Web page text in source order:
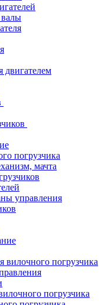
валы
двигателем
погрузчика
мачта
управления
вилочного погрузчика
погрузчика